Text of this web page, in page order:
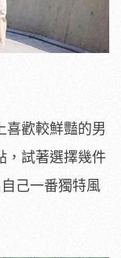
喜歡較鮮豔的男
，試著選擇幾件
己一番獨特風